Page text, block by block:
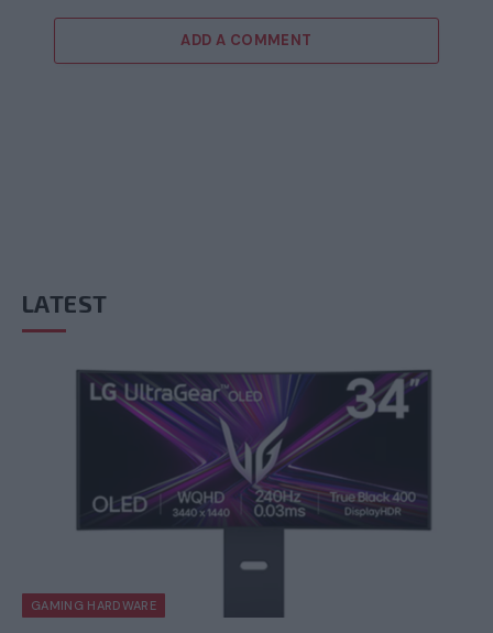
ADD A COMMENT
LATEST
GAMING HARDWARE